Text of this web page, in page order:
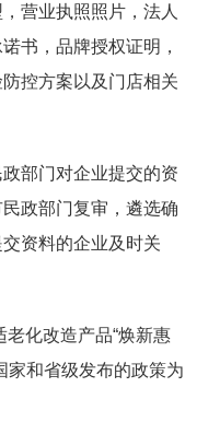
营业执照照片，法人
书，品牌授权证明，
控方案以及门店相关
部门对企业提交的资
政部门复审，遴选确
资料的企业及时关
化改造产品“焕新惠
家和省级发布的政策为